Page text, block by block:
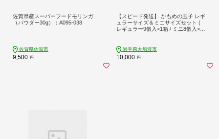
佐賀県産スーパーフードモリンガ
（パウダー30g）：A095-038
佐賀県佐賀市
9,500 円
【スピード発送】 かもめの玉子 レギ
ュラーサイズ＆ミニサイズセット (
レギュラー9個入×1箱 / ミニ8個入×1
岩手県大船渡市
10,000 円